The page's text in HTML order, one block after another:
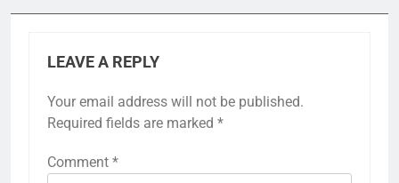
LEAVE A REPLY
Your email address will not be published.
Required fields are marked *
Comment *